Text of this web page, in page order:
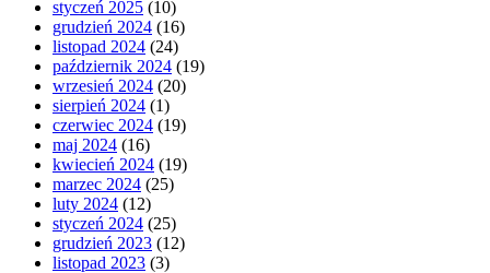
styczeń 2025 (10)
grudzień 2024 (16)
listopad 2024 (24)
październik 2024 (19)
wrzesień 2024 (20)
sierpień 2024 (1)
czerwiec 2024 (19)
maj 2024 (16)
kwiecień 2024 (19)
marzec 2024 (25)
luty 2024 (12)
styczeń 2024 (25)
grudzień 2023 (12)
listopad 2023 (3)